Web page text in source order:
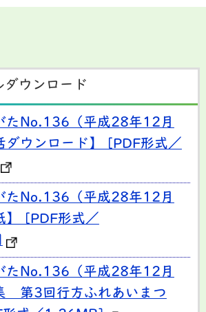
ダウンロード
たNo.136（平成28年12月
ダウンロード】 [PDF形式／
たNo.136（平成28年12月
】 [PDF形式／
たNo.136（平成28年12月
第3回行方ふれあいまつ